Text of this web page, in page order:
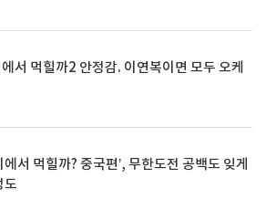
서 먹힐까2 안정감. 이연복이면 모두 오케
에서 먹힐까? 중국편’, 무한도전 공백도 잊게
도